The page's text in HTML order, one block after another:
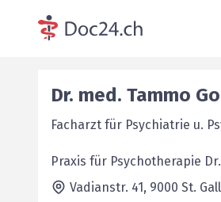
Dr. med. Tammo
Facharzt für Psychiatrie u.
Praxis für Psychotherapie
Vadianstr. 41, 9000 St.